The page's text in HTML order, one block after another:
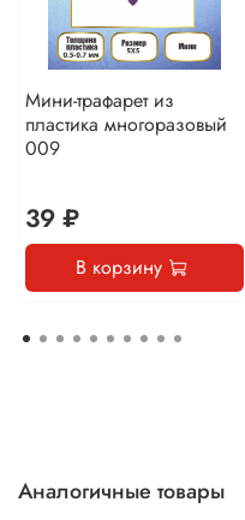
Мини-трафарет из
пластика многоразовый
009
39 ₽
В корзину
Аналогичные товары